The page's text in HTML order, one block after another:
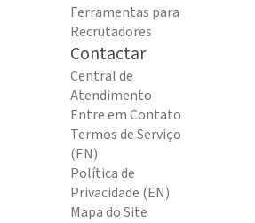
Ferramentas para
Recrutadores
Contactar
Central de
Atendimento
Entre em Contato
Termos de Serviço
(EN)
Política de
Privacidade (EN)
Mapa do Site